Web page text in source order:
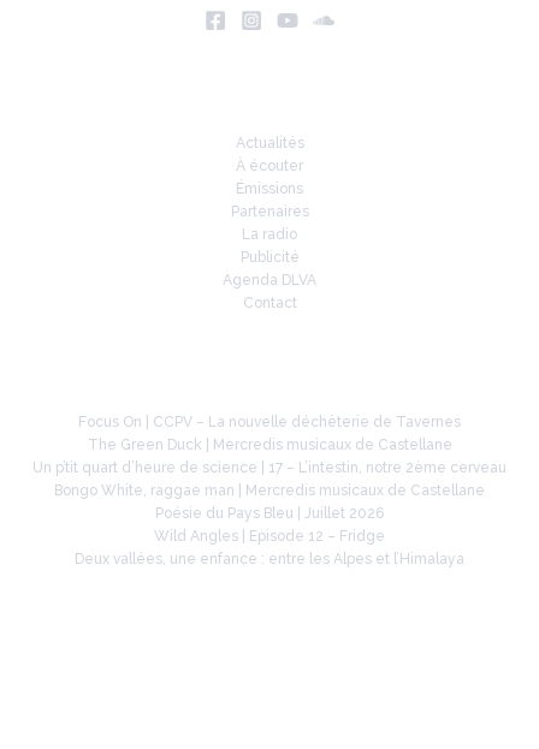
Actualités
À écouter
Émissions
Partenaires
La radio
Publicité
Agenda DLVA
Contact
Focus On | CCPV – La nouvelle déchèterie de Tavernes
The Green Duck | Mercredis musicaux de Castellane
Un p’tit quart d’heure de science | 17 – L’intestin, notre 2ème cerveau
Bongo White, raggae man | Mercredis musicaux de Castellane
Poésie du Pays Bleu | Juillet 2026
Wild Angles | Episode 12 – Fridge
Deux vallées, une enfance : entre les Alpes et l’Himalaya